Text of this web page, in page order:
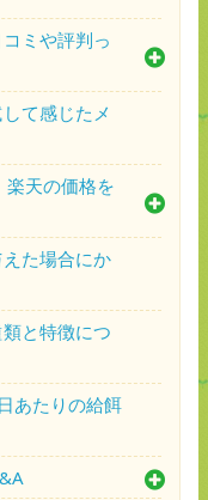
ミや評判っ
て感じたメ
楽天の価格を
た場合にか
と特徴につ
あたりの給餌